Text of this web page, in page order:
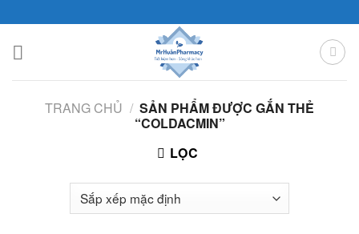
to
content
TRANG CHỦ / SẢN PHẨM ĐƯỢC GẮN THẺ
“COLDACMIN”
LỌC